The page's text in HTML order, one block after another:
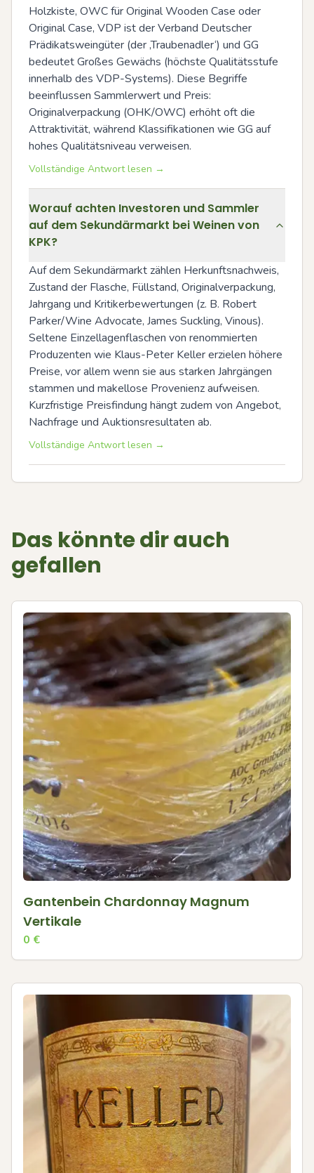
Holzkiste, OWC für Original Wooden Case oder
Original Case, VDP ist der Verband Deutscher
Prädikatsweingüter (der ‚Traubenadler‘) und GG
bedeutet Großes Gewächs (höchste Qualitätsstufe
innerhalb des VDP-Systems). Diese Begriffe
beeinflussen Sammlerwert und Preis:
Originalverpackung (OHK/OWC) erhöht oft die
Attraktivität, während Klassifikationen wie GG auf
hohes Qualitätsniveau verweisen.
Vollständige Antwort lesen →
Worauf achten Investoren und Sammler
auf dem Sekundärmarkt bei Weinen von
KPK?
Auf dem Sekundärmarkt zählen Herkunftsnachweis,
Zustand der Flasche, Füllstand, Originalverpackung,
Jahrgang und Kritikerbewertungen (z. B. Robert
Parker/Wine Advocate, James Suckling, Vinous).
Seltene Einzellagenflaschen von renommierten
Produzenten wie Klaus-Peter Keller erzielen höhere
Preise, vor allem wenn sie aus starken Jahrgängen
stammen und makellose Provenienz aufweisen.
Kurzfristige Preisfindung hängt zudem von Angebot,
Nachfrage und Auktionsresultaten ab.
Vollständige Antwort lesen →
Das könnte dir auch
gefallen
Gantenbein Chardonnay Magnum
Vertikale
0 €